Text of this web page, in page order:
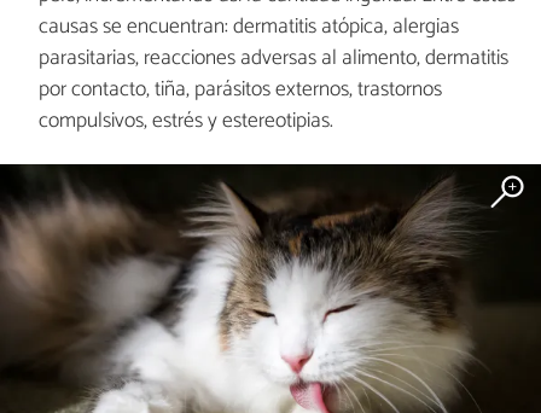
causas se encuentran: dermatitis atópica, alergias
parasitarias, reacciones adversas al alimento, dermatitis
por contacto, tiña, parásitos externos, trastornos
compulsivos, estrés y estereotipias.